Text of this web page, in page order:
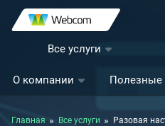
Все услуги
О компании Полезные
Главная Все услуги Разовая